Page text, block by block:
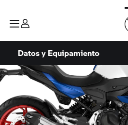
Datos y Equipamiento